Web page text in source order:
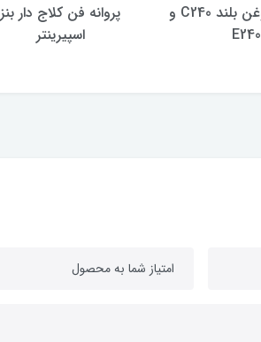
لوله بخار روغن بلند C240 و
E240
پروانه فن کلاج دار بنز
اسپیرینتر